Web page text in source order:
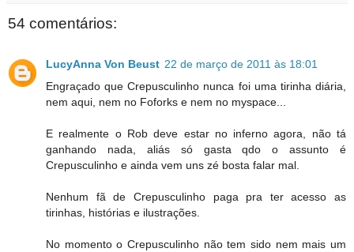
54 comentários:
LucyAnna Von Beust 22 de março de 2011 às 18:01
Engraçado que Crepusculinho nunca foi uma tirinha diária,
nem aqui, nem no Foforks e nem no myspace...
E realmente o Rob deve estar no inferno agora, não tá
ganhando nada, aliás só gasta qdo o assunto é
Crepusculinho e ainda vem uns zé bosta falar mal.
Nenhum fã de Crepusculinho paga pra ter acesso as
tirinhas, histórias e ilustrações.
No momento o Crepusculinho não tem sido nem mais um